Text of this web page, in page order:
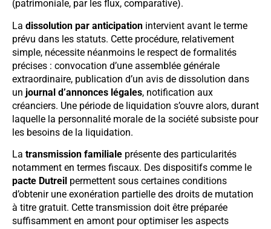
(patrimoniale, par les flux, comparative).
La dissolution par anticipation intervient avant le terme
prévu dans les statuts. Cette procédure, relativement
simple, nécessite néanmoins le respect de formalités
précises : convocation d’une assemblée générale
extraordinaire, publication d’un avis de dissolution dans
un journal d’annonces légales, notification aux
créanciers. Une période de liquidation s’ouvre alors, durant
laquelle la personnalité morale de la société subsiste pour
les besoins de la liquidation.
La transmission familiale présente des particularités
notamment en termes fiscaux. Des dispositifs comme le
pacte Dutreil permettent sous certaines conditions
d’obtenir une exonération partielle des droits de mutation
à titre gratuit. Cette transmission doit être préparée
suffisamment en amont pour optimiser les aspects